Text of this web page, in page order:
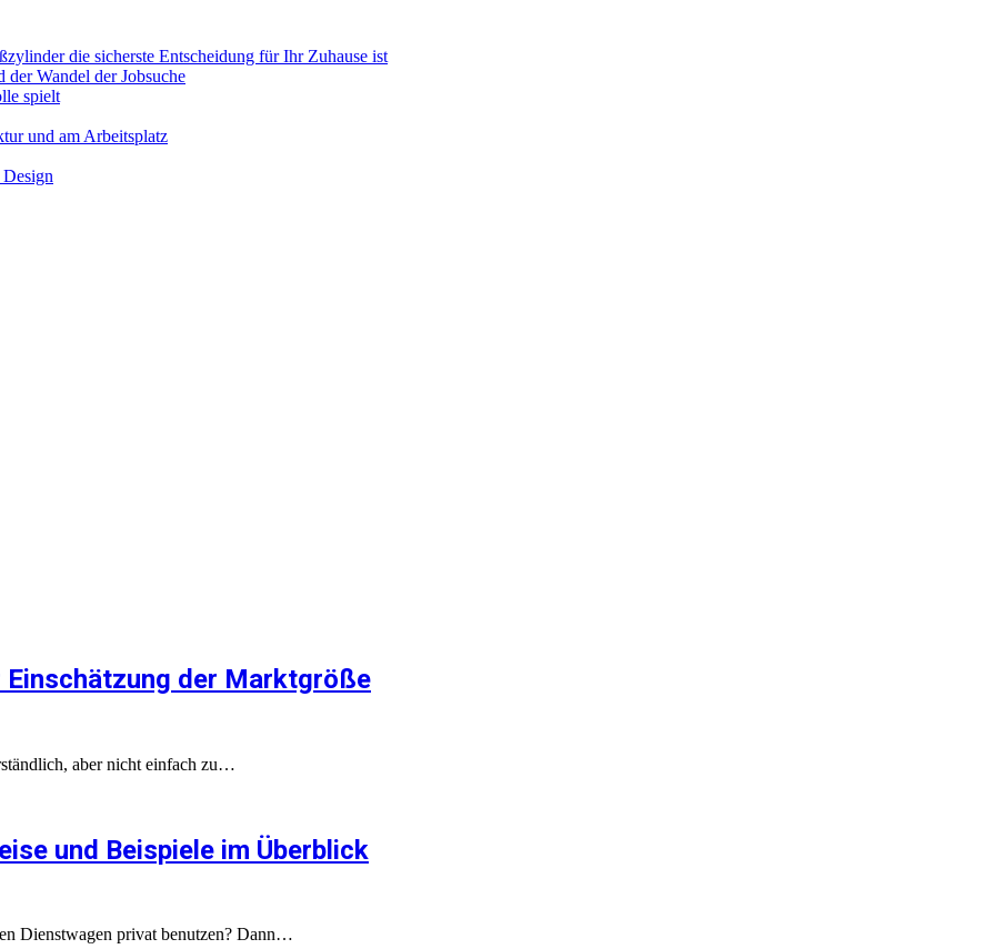
die sicherste Entscheidung für Ihr Zuhause ist
der Wandel der Jobsuche
spielt
und am Arbeitsplatz
der Marktgröße
aber nicht einfach zu…
und Beispiele im Überblick
Dienstwagen privat benutzen? Dann…